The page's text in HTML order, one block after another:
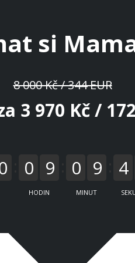
si
8 000 Kč / 344 EUR
3 970 Kč /
0 9
HODIN
0 9
MINUT
4